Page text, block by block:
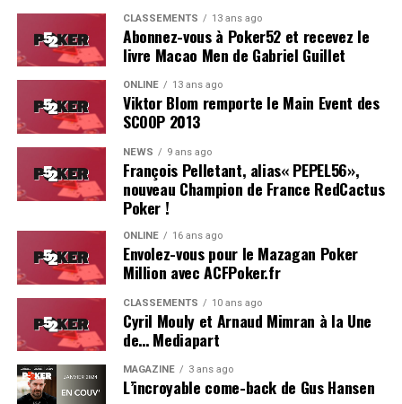
d’événement.
On se reverra probablement l’année prochaine pour le
coverage d’une deuxième édition, du moins, on l’espère !
Résultats du Main Event :
Hugues Mazerolle (France) : 100.000 €
Jose Quintas (Portugal) : 74.000 €
Joao Pedro Ferreira (Portugal) : 52.000 €
Dylan Lauret (France) : 38.000 €
Hugo Soares (Portugal) : 28.000 €
Ivo Almeida (Portugal) : 21.390 €
Leo Philippe (France) : 16.000 €
CLASSEMENTS 13 ans ago
Abonnez-vous à Poker52 et recevez le
livre Macao Men de Gabriel Guillet
ONLINE 13 ans ago
Viktor Blom remporte le Main Event des
SCOOP 2013
NEWS 9 ans ago
François Pelletant, alias« PEPEL56»,
nouveau Champion de France RedCactus
Poker !
ONLINE 16 ans ago
Envolez-vous pour le Mazagan Poker
Million avec ACFPoker.fr
CLASSEMENTS 10 ans ago
Cyril Mouly et Arnaud Mimran à la Une
de… Mediapart
MAGAZINE 3 ans ago
L’incroyable come-back de Gus Hansen